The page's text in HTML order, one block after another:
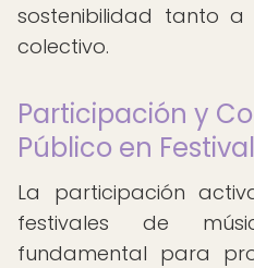
sostenibilidad tanto a
colectivo.
Participación y
Público en
La participación
festivales de
fundamental para